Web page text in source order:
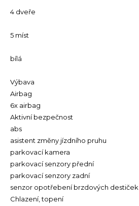
4 dveře
5 míst
bílá
Výbava
Airbag
6x airbag
Aktivní bezpečnost
abs
asistent změny jízdního pruhu
parkovací kamera
parkovací senzory přední
parkovací senzory zadní
senzor opotřebení brzdových destiček
Chlazení, topení